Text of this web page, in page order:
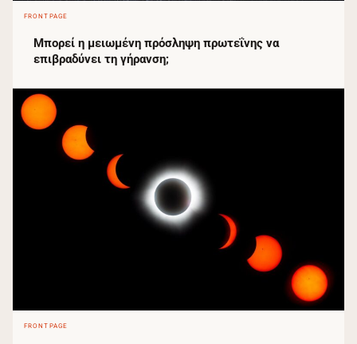
FRONTPAGE
Μπορεί η μειωμένη πρόσληψη πρωτεΐνης να
επιβραδύνει τη γήρανση;
FRONTPAGE